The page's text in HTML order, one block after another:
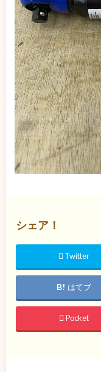
シェア！
Twitter
はてブ
Pocket